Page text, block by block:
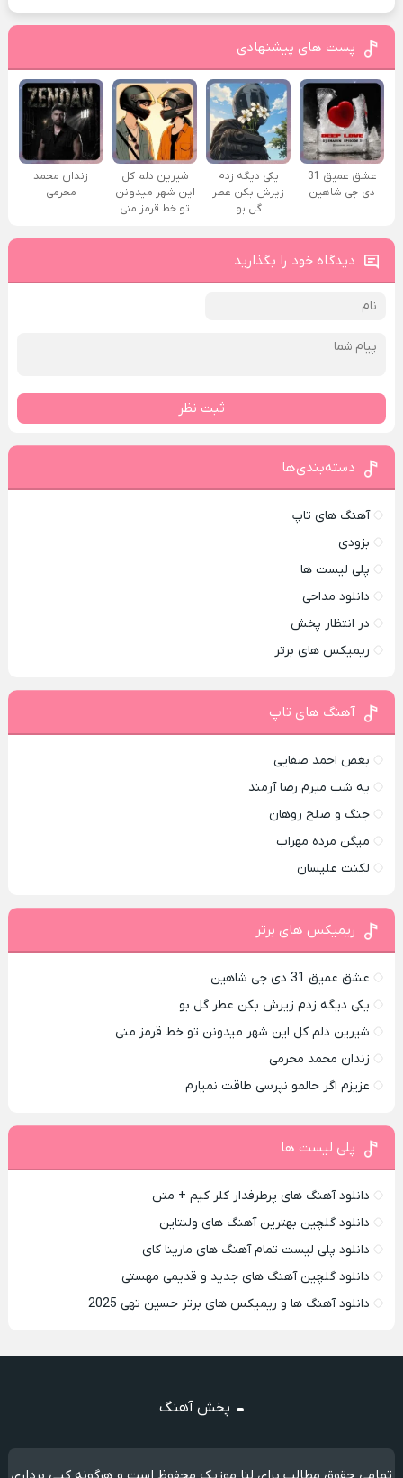
پست های پیشنهادی
عشق عمیق 31
دی جی شاهین
یکی دیگه زدم
زیرش بکن عطر
گل بو
شیرین دلم کل
این شهر میدونن
تو خط قرمز منی
زندان محمد
محرمی
دیدگاه خود را بگذارید
ثبت نظر
دسته‌بندی‌ها
آهنگ های تاپ
بزودی
پلی لیست ها
دانلود مداحی
در انتظار پخش
ریمیکس های برتر
آهنگ های تاپ
بغض احمد صفایی
یه شب میرم رضا آرمند
جنگ و صلح روهان
میگن مرده مهراب
لکنت علیسان
ریمیکس های برتر
عشق عمیق 31 دی جی شاهین
یکی دیگه زدم زیرش بکن عطر گل بو
شیرین دلم کل این شهر میدونن تو خط قرمز منی
زندان محمد محرمی
عزیزم اگر حالمو نپرسی طاقت نمیارم
پلی لیست ها
دانلود آهنگ های پرطرفدار کلر کیم + متن
دانلود گلچین بهترین آهنگ های ولنتاین
دانلود پلی لیست تمام آهنگ های مارینا کای
دانلود گلچین آهنگ های جدید و قدیمی مهستی
دانلود آهنگ ها و ریمیکس های برتر حسین تهی 2025
پخش آهنگ